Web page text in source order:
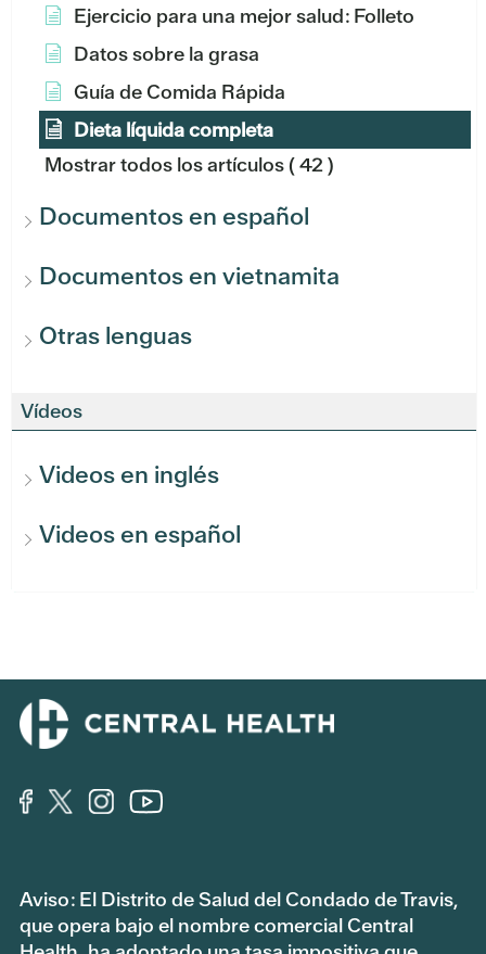
Ejercicio para una mejor salud: Folleto
Datos sobre la grasa
Guía de Comida Rápida
Dieta líquida completa
Mostrar todos los artículos( 42 )
Documentos en español
Documentos en vietnamita
Otras lenguas
Vídeos
Videos en inglés
Videos en español
Aviso: El Distrito de Salud del Condado de Travis,
que opera bajo el nombre comercial Central